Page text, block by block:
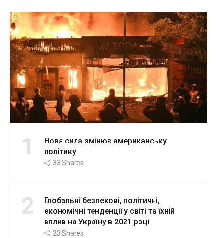
1
Нова сила змінює американську
політику
33 Shares
2
Глобальні безпекові, політичні,
економічні тенденції у світі та їхній
вплив на Україну в 2021 році
23 Shares